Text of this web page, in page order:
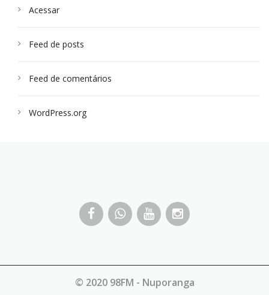
Acessar
Feed de posts
Feed de comentários
WordPress.org
© 2020 98FM - Nuporanga